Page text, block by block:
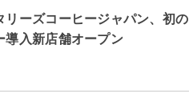
リーズコーヒージャパン、初の
導入新店舗オープン